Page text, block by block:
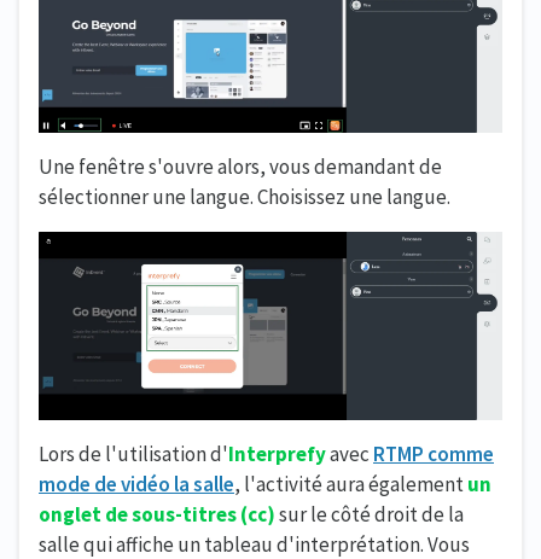
Une fenêtre s'ouvre alors, vous demandant de
sélectionner une langue. Choisissez une langue.
Lors de l'utilisation d'Interprefyavec RTMP comme
mode de vidéo la salle, l'activité aura égalementun
onglet de sous-titres (cc)sur le côté droit de la
salle qui affiche un tableau d'interprétation. Vous